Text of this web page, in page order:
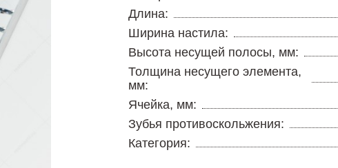
Длина:
Ширина настила:
Высота несущей полосы, мм:
Толщина несущего элемента,
мм:
Ячейка, мм:
Зубья противоскольжения:
Категория: